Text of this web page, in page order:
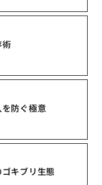
防ぐ極意
キブリ生態